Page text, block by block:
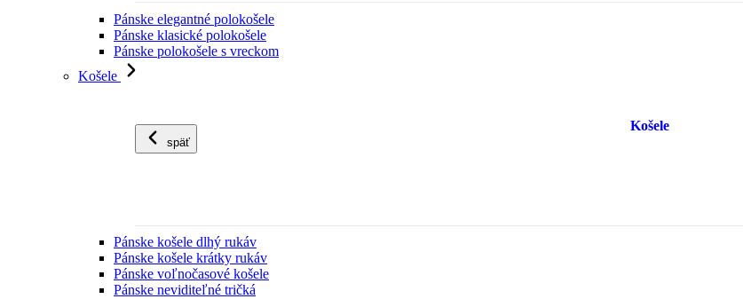
Pánske elegantné polokošele
Pánske klasické polokošele
Pánske polokošele s vreckom
Košele
späť
Košele
Pánske košele dlhý rukáv
Pánske košele krátky rukáv
Pánske voľnočasové košele
Pánske neviditeľné tričká